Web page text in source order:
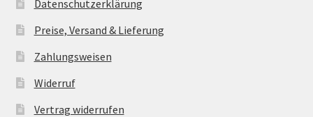
Datenschutzerklärung
Preise, Versand & Lieferung
Zahlungsweisen
Widerruf
Vertrag widerrufen